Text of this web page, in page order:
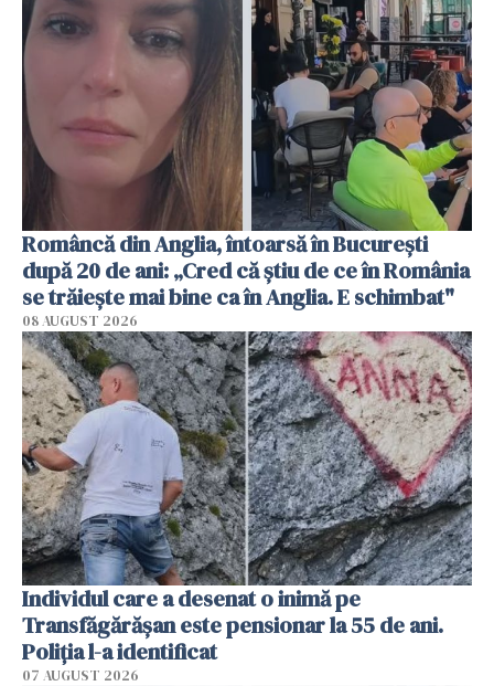
Româncă din Anglia, întoarsă în București
după 20 de ani: „Cred că știu de ce în România
se trăiește mai bine ca în Anglia. E schimbat"
08 AUGUST 2026
Individul care a desenat o inimă pe
Transfăgărășan este pensionar la 55 de ani.
Poliția l-a identificat
07 AUGUST 2026